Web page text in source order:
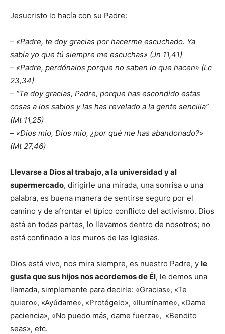
Jesucristo lo hacía con su Padre:
– «Padre, te doy gracias por hacerme escuchado. Ya
sabía yo que tú siempre me escuchas» (Jn 11,41)
– «Padre, perdónalos porque no saben lo que hacen» (Lc
23,34)
– “Te doy gracias, Padre, porque has escondido estas
cosas a los sabios y las has revelado a la gente sencilla”
(Mt 11,25)
– «Dios mío, Dios mío, ¿por qué me has abandonado?»
(Mt 27,46)
Llevarse a Dios al trabajo, a la universidad y al
supermercado, dirigirle una mirada, una sonrisa o una
palabra, es buena manera de sentirse seguro por el
camino y de afrontar el típico conflicto del activismo. Dios
está en todas partes, lo llevamos dentro de nosotros; no
está confinado a los muros de las Iglesias.
Dios está vivo, nos mira siempre, es nuestro Padre, y le
gusta que sus hijos nos acordemos de Él, le demos una
llamada, simplemente para decirle: «Gracias», «Te
quiero», «Ayúdame», «Protégelo», «Ilumíname», «Dame
paciencia», «No puedo más, dame fuerza», «Bendito
seas», etc.